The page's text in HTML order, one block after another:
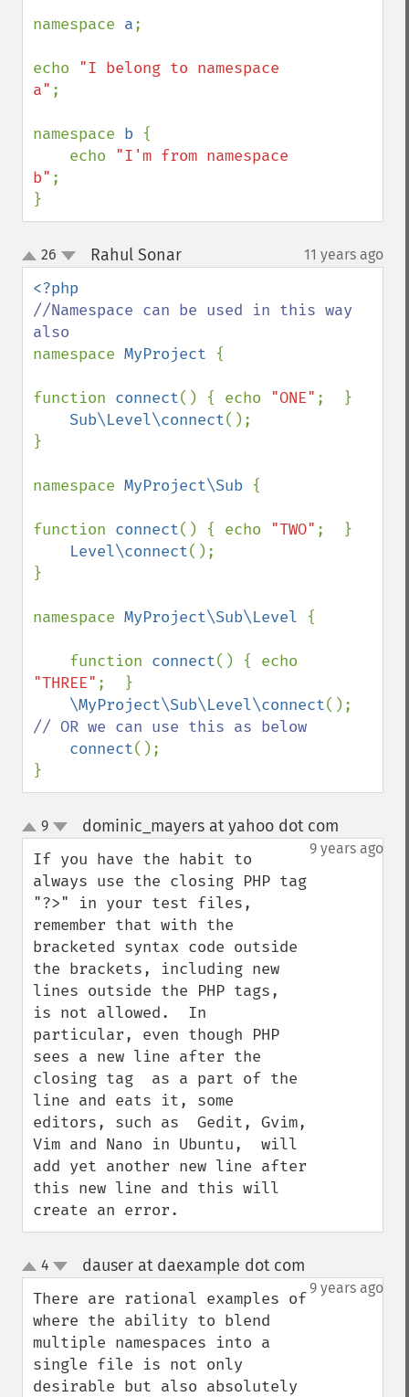
namespace a;
echo "I belong to namespace
a" ;
namespace b {
    echo
"I'm from namespace
b" ;
}
up
down
26 Rahul Sonar¶ 11 years ago
//Namespace can be used in this way
namespace MyProject {
function connect() { echo "ONE" ;  }
Sub\Level\connect();
}
namespace MyProject\Sub {
function connect() { echo "TWO" ;  }
Level\connect();
}
namespace MyProject\Sub\Level {
    function
connect
"THREE" ;  }
\MyProject\Sub\Level\connect
// OR we can use this as below
connect();
}
up
down
9 dominic_mayers at yahoo dot com
9 years ago
If you have the habit to
always use the closing PHP tag
"?>" in your test files,
remember that with the
bracketed syntax code outside
the brackets, including new
lines outside the PHP tags,
is not allowed.  In
particular, even though PHP
sees a new line after the
closing tag  as a part of the
line and eats it, some
editors, such as  Gedit, Gvim,
Vim and Nano in Ubuntu,  will
add yet another new line after
this new line and this will
create an error.
up
down
4 dauser at daexample dot com
9 years ago
There are rational examples of
where the ability to blend
multiple namespaces into a
single file is not only
desirable but also absolutely